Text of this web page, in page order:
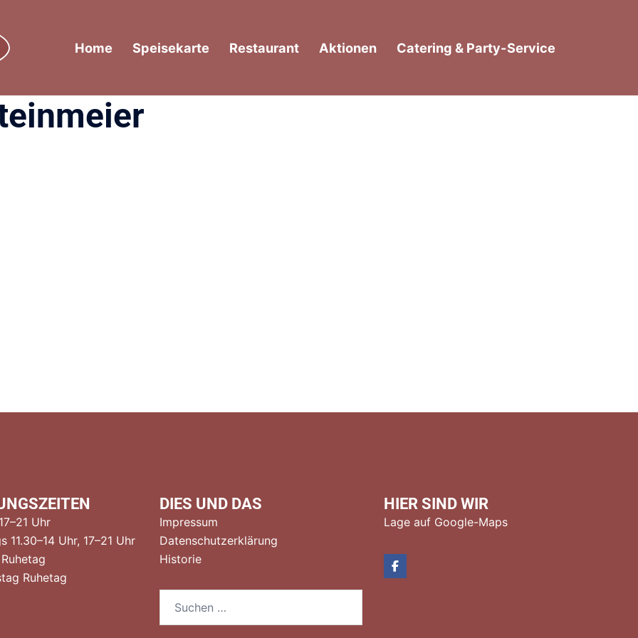
Home Speisekarte Restaurant Aktionen Catering & Party-Service
Uhr
11.30–14 Uhr, 17–21 Uhr
Ruhetag
DIES UND DAS
Impressum
Datenschutzerklärung
Historie
HIER SIND WIR
Lage auf Google-Maps